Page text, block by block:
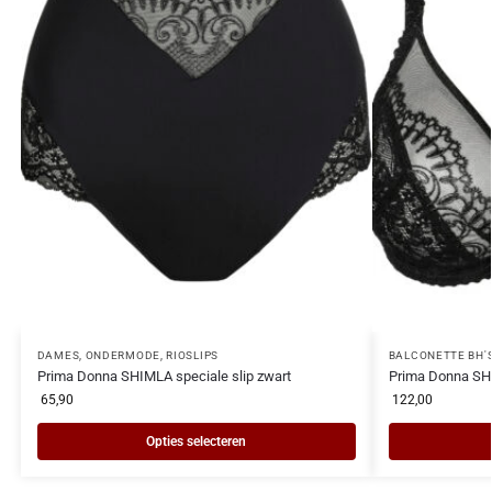
DAMES ONDERMODE ,RIOSLIPS
Prima Donna SHIMLA speciale slip zwart
65,90
Opties selecteren
BALCONETTE
Prima Donna
122,00